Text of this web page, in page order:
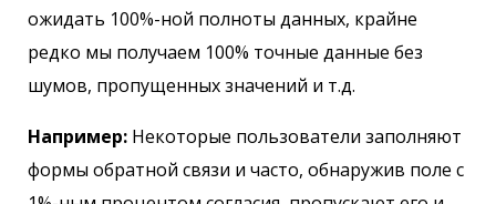
ожидать 100%-ной полноты данных, крайне
редко мы получаем 100% точные данные без
шумов, пропущенных значений и т.д.
Например: Некоторые пользователи заполняют
формы обратной связи и часто, обнаружив поле с